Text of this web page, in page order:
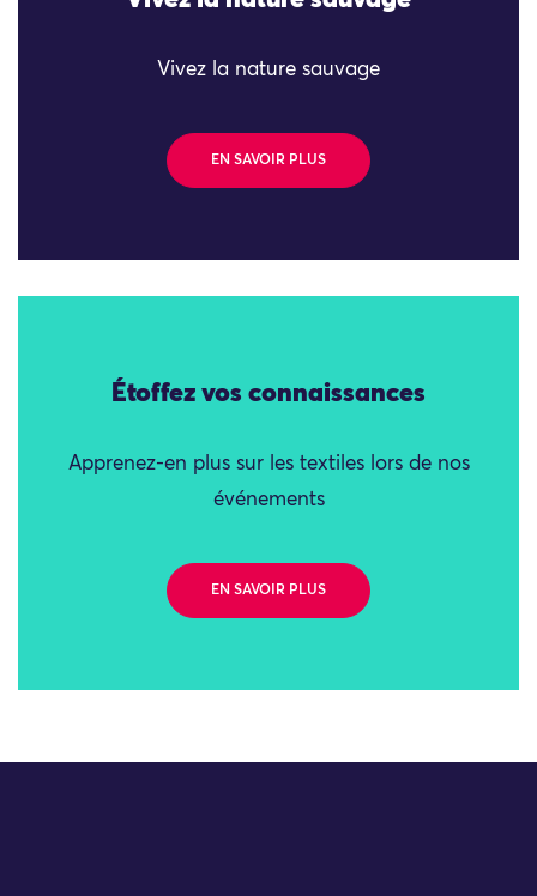
Vivez la nature sauvage
EN SAVOIR PLUS
Étoffez vos connaissances
Apprenez-en plus sur les textiles lors de nos
événements
EN SAVOIR PLUS